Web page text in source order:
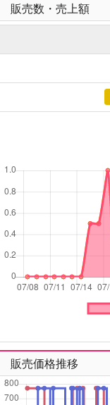
販売数・売上額
販売価格推移